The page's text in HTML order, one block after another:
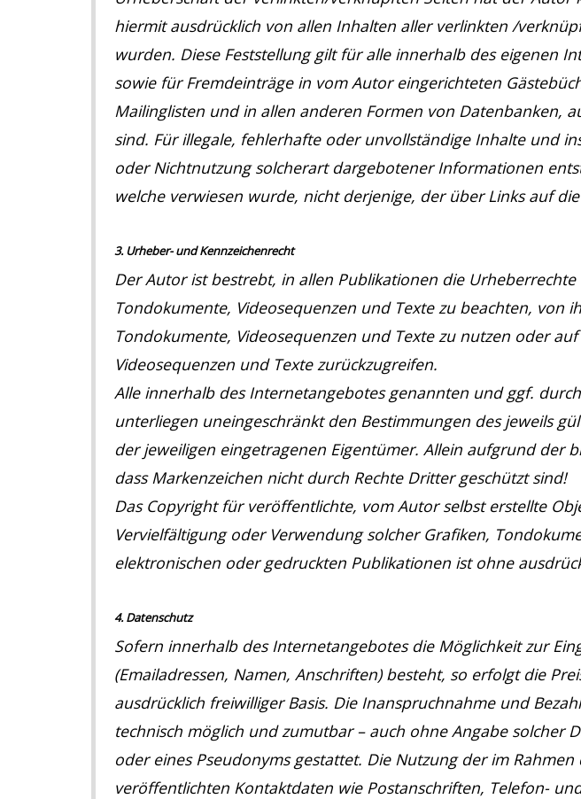
hiermit ausdrücklich von allen Inhalten aller verlinkten /
wurden. Diese Feststellung gilt für alle innerhalb des eigenen
sowie für Fremdeinträge in vom Autor eingerichteten
Mailinglisten und in allen anderen Formen von Datenbanken,
sind. Für illegale, fehlerhafte oder unvollständige Inhalte und
oder Nichtnutzung solcherart dargebotener Informationen
welche verwiesen wurde, nicht derjenige, der über Links auf
3. Urheber- und Kennzeichenrecht
Der Autor ist bestrebt, in allen Publikationen die
Tondokumente, Videosequenzen und Texte zu beachten, von
Tondokumente, Videosequenzen und Texte zu nutzen oder
Videosequenzen und Texte zurückzugreifen.
Alle innerhalb des Internetangebotes genannten und ggf.
unterliegen uneingeschränkt den Bestimmungen des jeweils
der jeweiligen eingetragenen Eigentümer. Allein aufgrund der
dass Markenzeichen nicht durch Rechte Dritter geschützt sind!
Das Copyright für veröffentlichte, vom Autor selbst erstellte
Vervielfältigung oder Verwendung solcher Grafiken,
elektronischen oder gedruckten Publikationen ist ohne
4. Datenschutz
Sofern innerhalb des Internetangebotes die Möglichkeit zur
(Emailadressen, Namen, Anschriften) besteht, so erfolgt die
ausdrücklich freiwilliger Basis. Die Inanspruchnahme und
technisch möglich und zumutbar – auch ohne Angabe solcher
oder eines Pseudonyms gestattet. Die Nutzung der im
veröffentlichten Kontaktdaten wie Postanschriften, Telefon-